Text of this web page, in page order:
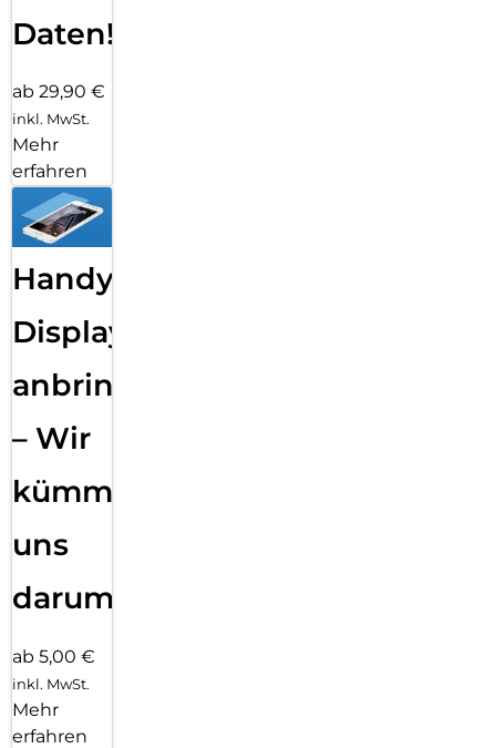
Daten!
ab 29,90 €
inkl. MwSt.
Mehr
erfahren
Handy
Displayfolie
anbringen
– Wir
kümmern
uns
darum!
ab 5,00 €
inkl. MwSt.
Mehr
erfahren